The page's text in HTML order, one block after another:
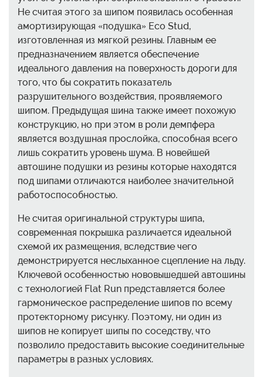
Не считая этого за шипом появилась особенная
амортизирующая «подушка» Eco Stud,
изготовленная из мягкой резины. Главным ее
предназначением является обеспечение
идеального давления на поверхность дороги для
того, что бы сократить показатель
разрушительного воздействия, проявляемого
шипом. Предыдущая шина также имеет похожую
конструкцию, но при этом в роли демпфера
является воздушная прослойка, способная всего
лишь сократить уровень шума. В новейшей
автошине подушки из резины которые находятся
под шипами отличаются наиболее значительной
работоспособностью.
Не считая оригинальной структуры шипа,
современная покрышка различается идеальной
схемой их размещения, вследствие чего
демонстрируется неслыханное сцепление на льду.
Ключевой особенностью нововышедшей автошины
с технологией Flat Run представляется более
гармоническое распределение шипов по всему
протекторному рисунку. Поэтому, ни один из
шипов не копирует шипы по соседству, что
позволило предоставить высокие соединительные
параметры в разных условиях.